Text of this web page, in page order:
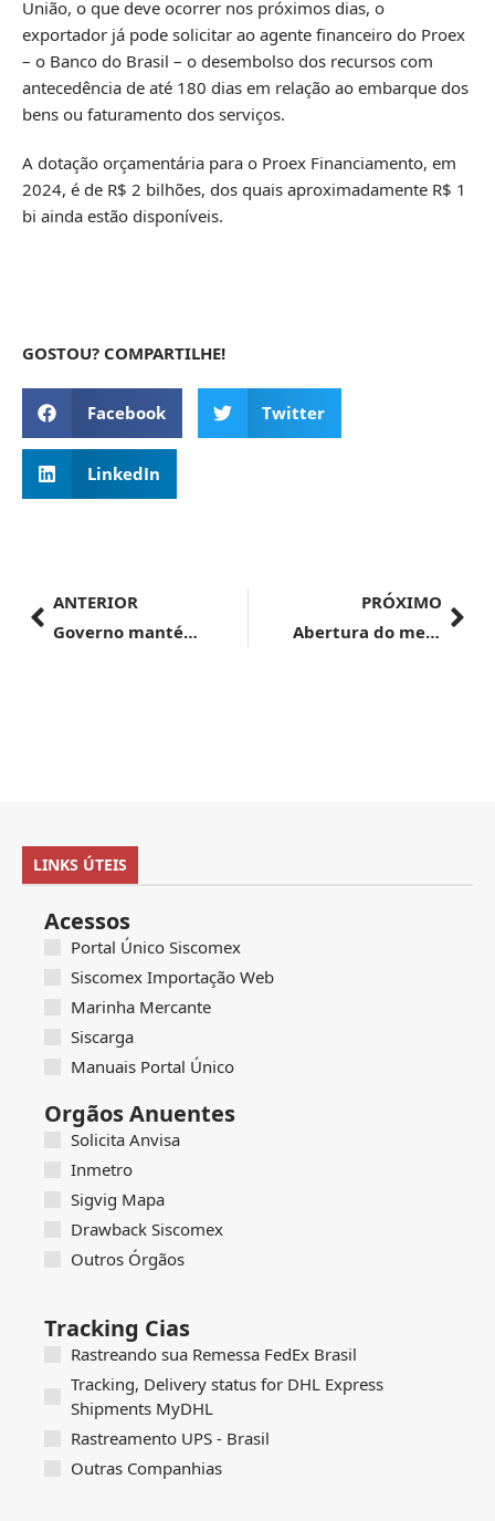
União, o que deve ocorrer nos próximos dias, o
exportador já pode solicitar ao agente financeiro do Proex
– o Banco do Brasil – o desembolso dos recursos com
antecedência de até 180 dias em relação ao embarque dos
bens ou faturamento dos serviços.
A dotação orçamentária para o Proex Financiamento, em
2024, é de R$ 2 bilhões, dos quais aproximadamente R$ 1
bi ainda estão disponíveis.
GOSTOU? COMPARTILHE!
Facebook Twitter
LinkedIn
ANTERIOR
Governo mantém aumento de Imposto de Importação para restos de papel, plástico e vidro
PRÓXIMO
Abertura do mercado cubano para exportação de quatro produtos do agronegócio brasileiro
LINKS ÚTEIS
Acessos
Portal Único Siscomex
Siscomex Importação Web
Marinha Mercante
Siscarga
Manuais Portal Único
Orgãos Anuentes
Solicita Anvisa
Inmetro
Sigvig Mapa
Drawback Siscomex
Outros Órgãos
Tracking Cias
Rastreando sua Remessa FedEx Brasil
Tracking, Delivery status for DHL Express
Shipments MyDHL
Rastreamento UPS - Brasil
Outras Companhias